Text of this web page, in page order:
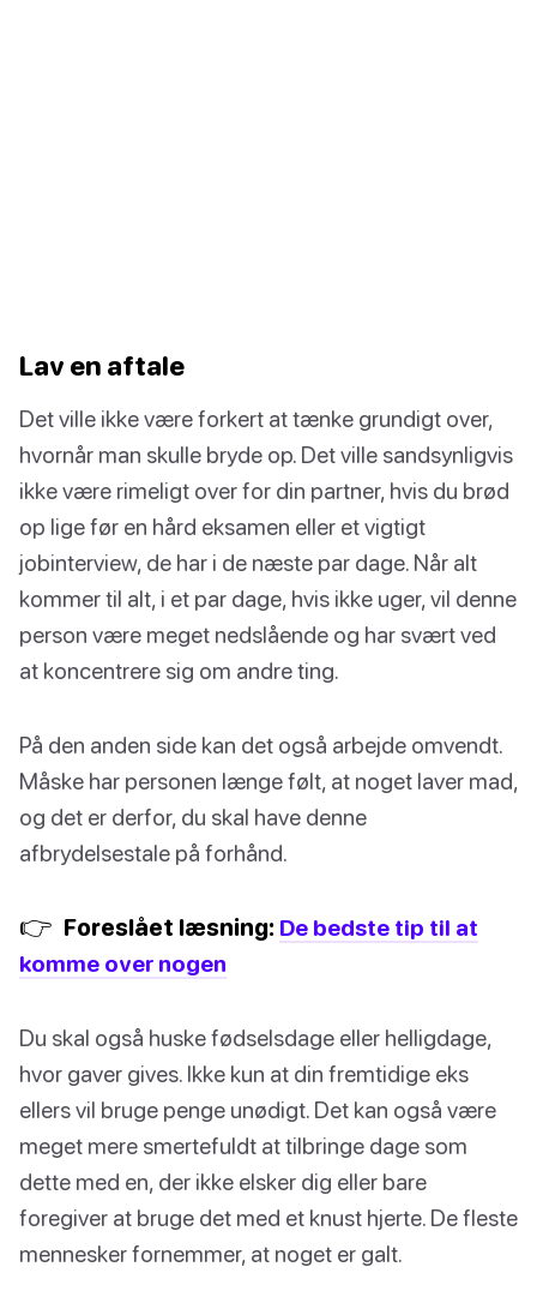
Lav en aftale
Det ville ikke være forkert at tænke grundigt over,
hvornår man skulle bryde op. Det ville sandsynligvis
ikke være rimeligt over for din partner, hvis du brød
op lige før en hård eksamen eller et vigtigt
jobinterview, de har i de næste par dage. Når alt
kommer til alt, i et par dage, hvis ikke uger, vil denne
person være meget nedslående og har svært ved
at koncentrere sig om andre ting.
På den anden side kan det også arbejde omvendt.
Måske har personen længe følt, at noget laver mad,
og det er derfor, du skal have denne
afbrydelsestale på forhånd.
👉 Foreslået læsning: De bedste tip til at
komme over nogen
Du skal også huske fødselsdage eller helligdage,
hvor gaver gives. Ikke kun at din fremtidige eks
ellers vil bruge penge unødigt. Det kan også være
meget mere smertefuldt at tilbringe dage som
dette med en, der ikke elsker dig eller bare
foregiver at bruge det med et knust hjerte. De fleste
mennesker fornemmer, at noget er galt.